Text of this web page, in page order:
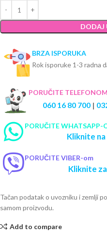
DODAJ
BRZA ISPORUKA
Rok isporuke 1-3 radna
PORUČITE TELEFONOM
060 16 80 700 |
PORUČITE WHATSAPP-
Kliknite
PORUČITE VIBER-om
Kliknite
Tačan podatak o uvozniku i zemlji
samom proizvodu.
Add to compare